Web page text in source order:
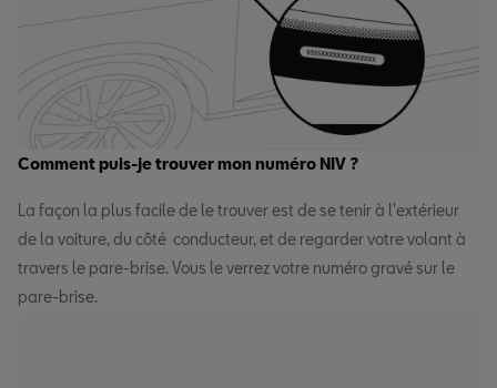
Comment puis-je trouver mon numéro NIV ?
La façon la plus facile de le trouver est de se tenir à l'extérieur
de la voiture, du côté conducteur, et de regarder votre volant à
travers le pare-brise. Vous le verrez votre numéro gravé sur le
pare-brise.